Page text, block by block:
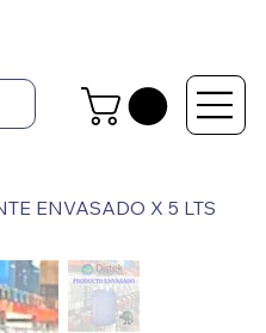
ENVASADO X 5 LTS